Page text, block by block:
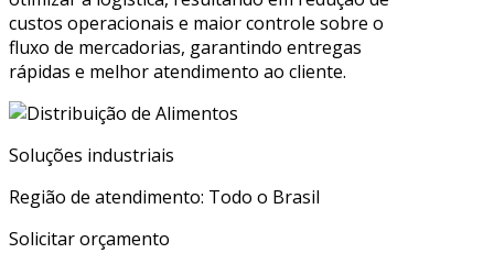
custos operacionais e maior controle sobre o
fluxo de mercadorias, garantindo entregas
rápidas e melhor atendimento ao cliente.
Soluções industriais
Região de atendimento: Todo o Brasil
Solicitar orçamento